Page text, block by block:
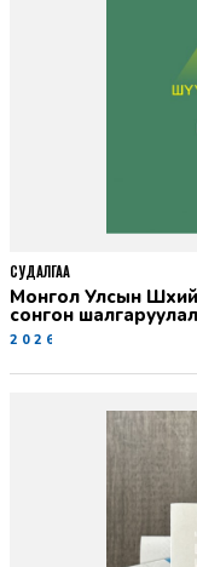
Монгол Улсын Шүүхийн тухай хуулийн хэрэгжилт: Шүүгчийн
сонгон
2026-06-19
СУДАЛГАА